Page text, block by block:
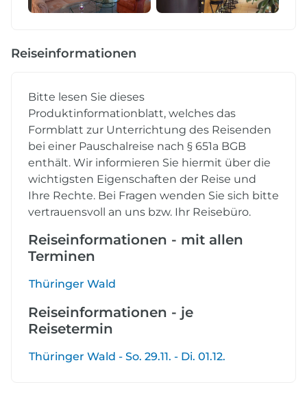
Reiseinformationen
Bitte lesen Sie dieses
Produktinformationblatt, welches das
Formblatt zur Unterrichtung des Reisenden
bei einer Pauschalreise nach § 651a BGB
enthält. Wir informieren Sie hiermit über die
wichtigsten Eigenschaften der Reise und
Ihre Rechte. Bei Fragen wenden Sie sich bitte
vertrauensvoll an uns bzw. Ihr Reisebüro.
Reiseinformationen - mit allen
Terminen
Thüringer Wald
Reiseinformationen - je
Reisetermin
Thüringer Wald - So. 29.11. - Di. 01.12.